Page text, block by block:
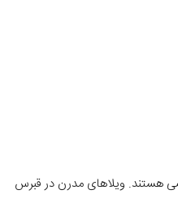
هستند. ویلاهای مدرن در قبرس